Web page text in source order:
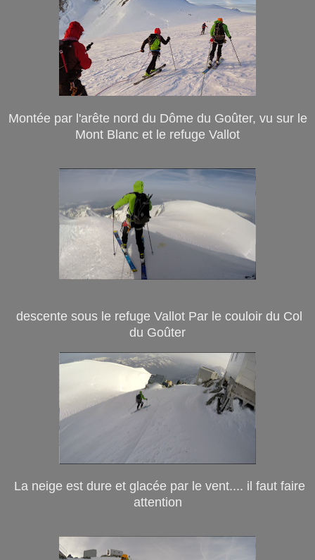
Montée par l'arête nord du Dôme du Goûter, vu sur le
Mont Blanc et le refuge Vallot
descente sous le refuge Vallot Par le couloir du Col
du Goûter
La neige est dure et glacée par le vent.... il faut faire
attention